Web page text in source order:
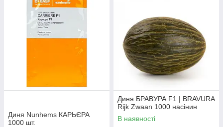
Диня Nunhems КАРЬЄРА
1000 шт.
Диня БРАВУРА F1 | BRAVURA
Rijk Zwaan 1000 насінин
В наявності